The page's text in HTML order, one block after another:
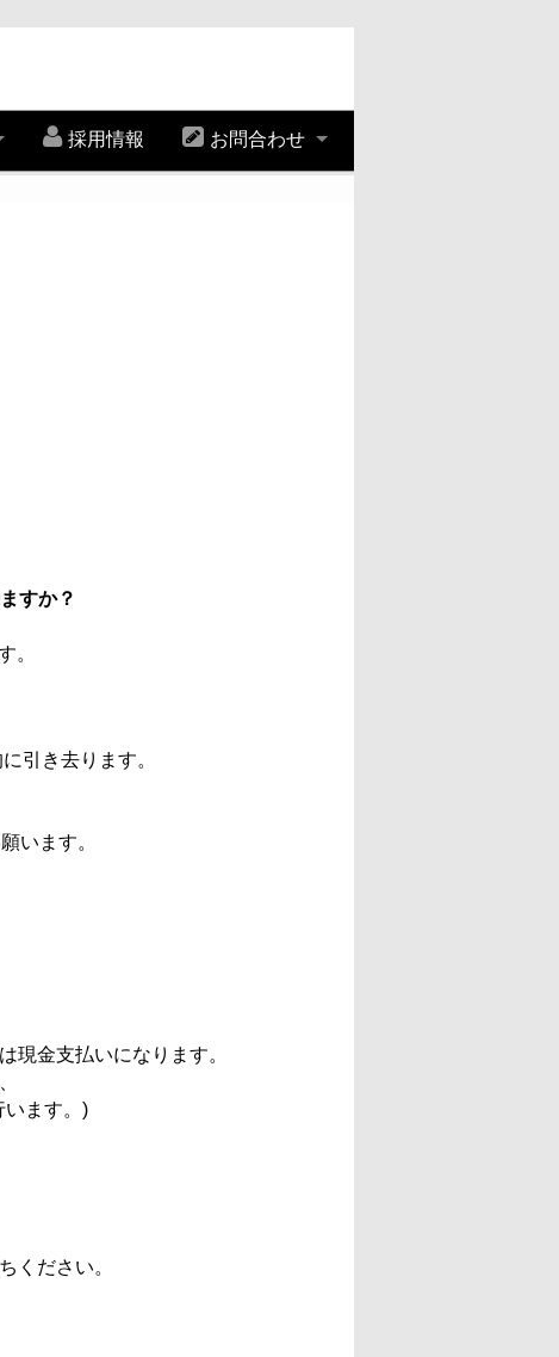
採用情報 お問合わせ
すか？
。
引き去ります。
います。
金支払いになります。
ます。)
ください。